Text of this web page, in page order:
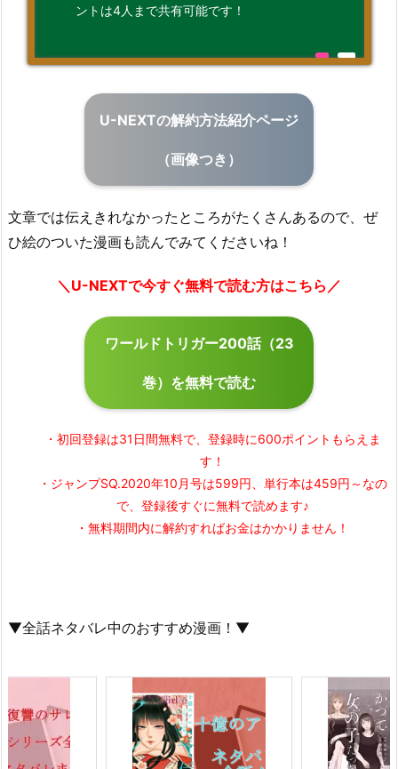
ントは4人まで共有可能です！
U-NEXTの解約方法紹介ページ
（画像つき）
文章では伝えきれなかったところがたくさんあるので、ぜ
ひ絵のついた漫画も読んでみてくださいね！
＼U-NEXTで今すぐ無料で読む方はこちら／
ワールドトリガー200話（23
巻）を無料で読む
・初回登録は31日間無料で、登録時に600ポイントもらえま
す！
・ジャンプSQ.2020年10月号は599円、単行本は459円～なの
で、登録後すぐに無料で読めます♪
・無料期間内に解約すればお金はかかりません！
▼全話ネタバレ中のおすすめ漫画！▼